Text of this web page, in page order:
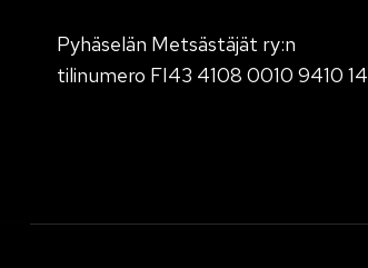
Pyhäselän Metsästäjät ry:n
tilinumero FI43 4108 0010 9410 14